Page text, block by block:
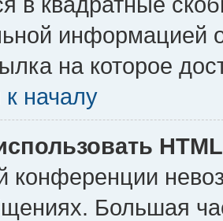
информацией
на которое
началу
конференции
Большая